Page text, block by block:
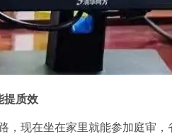
提质效
，现在坐在家里就能参加庭审